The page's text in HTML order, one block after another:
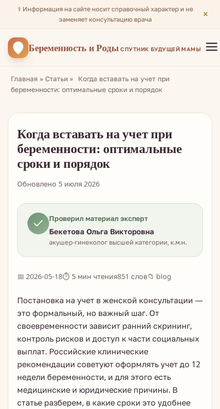
⚕️ Информация на сайте носит справочный характер и не
заменяет консультацию врача
×
Беременностьи Роды СПУТНИК БУДУЩЕЙ МАМЫ
Главная » Статьи » Когда вставать на учет при
беременности: оптимальные сроки и порядок
Когда вставать на учет при
беременности: оптимальные
сроки и порядок
Обновлено 5 июля 2026
Проверил материал эксперт
Бекетова Ольга Викторовна
акушер-гинеколог высшей категории, к.м.н.
📅 2026-05-18⏱ 5 мин чтения851 слов📁 blog
Постановка на учет в женской консультации —
это формальный, но важный шаг. От
своевременности зависит ранний скрининг,
контроль рисков и доступ к части социальных
выплат. Российские клинические
рекомендации советуют оформлять учет до 12
недели беременности, и для этого есть
медицинские и юридические причины. В
статье разберем, в какие сроки это удобнее